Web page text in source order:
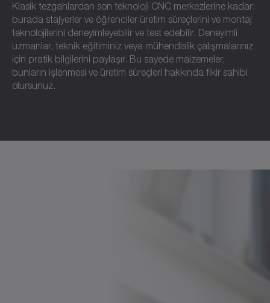
Klasik tezgahlardan son teknoloji CNC merkezlerine kadar:
burada stajyerler ve öğrenciler üretim süreçlerini ve montaj
teknolojilerini deneyimleyebilir ve test edebilir. Deneyimli
uzmanlar, teknik eğitiminiz veya mühendislik çalışmalarınız
için pratik bilgilerini paylaşır. Bu sayede malzemeler,
bunların işlenmesi ve üretim süreçleri hakkında fikir sahibi
olursunuz.